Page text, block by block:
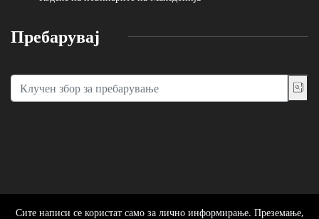
Пребарувај
Сите написи се користат само за лично информирање. Преземање,